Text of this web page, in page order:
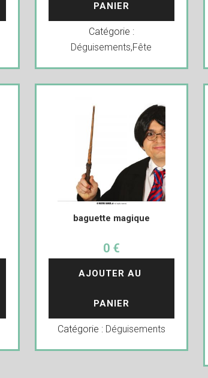
PANIER
Catégorie :
Déguisements,Fête
baguette magique
0 €
AJOUTER AU
PANIER
Catégorie : Déguisements